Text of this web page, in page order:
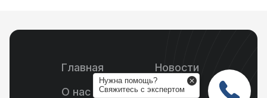
Нужна помощь?
Свяжитесь c экспертом
Главная
О нас
Новости
Статьи